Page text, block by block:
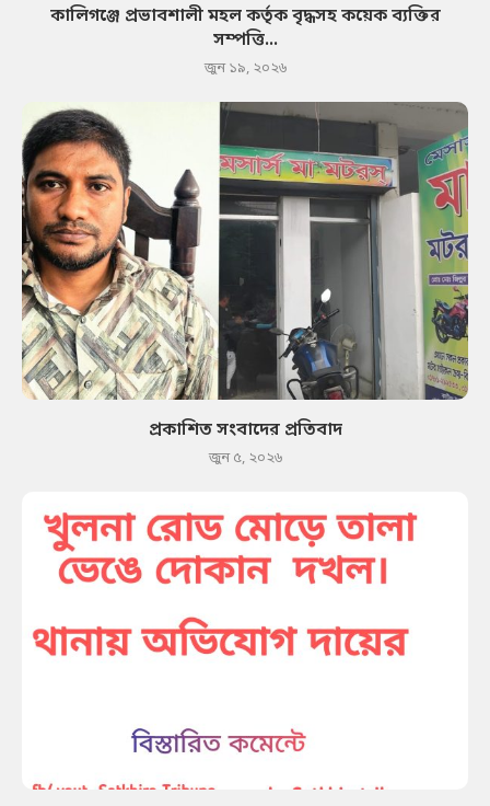
কালিগঞ্জে প্রভাবশালী মহল কর্তৃক বৃদ্ধসহ কয়েক ব্যক্তির
সম্পত্তি...
জুন ১৯, ২০২৬
প্রকাশিত সংবাদের প্রতিবাদ
জুন ৫, ২০২৬